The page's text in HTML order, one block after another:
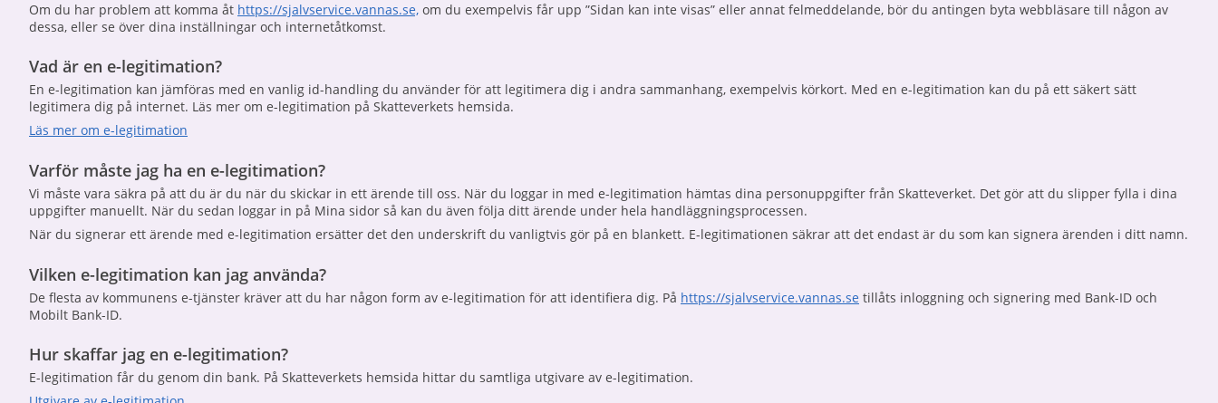
Om du har problem att komma åt https://sjalvservice.vannas.se, om du exempelvis får upp ”Sidan kan inte visas” eller annat felmeddelande, bör du antingen byta webbläsare till någon av
dessa, eller se över dina inställningar och internetåtkomst.
Vad är en e-legitimation?
En e-legitimation kan jämföras med en vanlig id-handling du använder för att legitimera dig i andra sammanhang, exempelvis körkort. Med en e-legitimation kan du på ett säkert sätt
legitimera dig på internet. Läs mer om e-legitimation på Skatteverkets hemsida.
Läs mer om e-legitimation
Varför måste jag ha en e-legitimation?
Vi måste vara säkra på att du är du när du skickar in ett ärende till oss. När du loggar in med e-legitimation hämtas dina personuppgifter från Skatteverket. Det gör att du slipper fylla i dina
uppgifter manuellt. När du sedan loggar in på Mina sidor så kan du även följa ditt ärende under hela handläggningsprocessen.
När du signerar ett ärende med e-legitimation ersätter det den underskrift du vanligtvis gör på en blankett. E-legitimationen säkrar att det endast är du som kan signera ärenden i ditt namn.
Vilken e-legitimation kan jag använda?
De flesta av kommunens e-tjänster kräver att du har någon form av e-legitimation för att identifiera dig. På https://sjalvservice.vannas.se tillåts inloggning och signering med Bank-ID och
Mobilt Bank-ID.
Hur skaffar jag en e-legitimation?
E-legitimation får du genom din bank. På Skatteverkets hemsida hittar du samtliga utgivare av e-legitimation.